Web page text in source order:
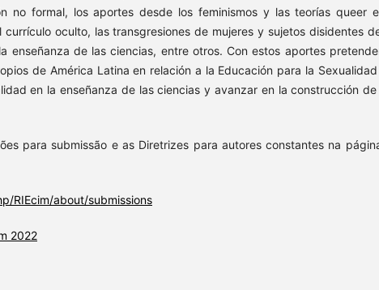
no formal, los aportes desde los feminismos y las teorías queer
oculto, las transgresiones de mujeres y sujetos disidentes
enseñanza de las ciencias, entre otros. Con estos aportes
de América Latina en relación a la Educación para la
en la enseñanza de las ciencias y avanzar en la construcción de
para submissão e as Diretrizes para autores constantes na
RIEcim/about/submissions
2022